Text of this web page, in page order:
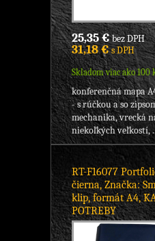
25,35 €bez DPH
31,18 €s DPH
Skladom viac ako 100
konferenčná mapa
- s rúčkou a so
mechanika, vrecká
niekoľkých veľkostí,
RT-F16077
čierna, Značka:
klip, formát A4,
POTREBY